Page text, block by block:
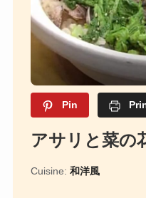
Pin
アサリと菜の
Cuisine: 和洋風